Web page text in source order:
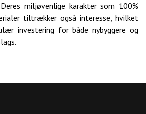
miljøvenlige karakter som 100%
tiltrækker også interesse, hvilket
investering for både nybyggere og